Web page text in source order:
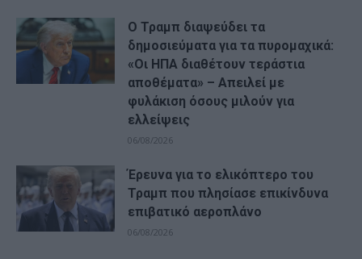
Ο Τραμπ διαψεύδει τα
δημοσιεύματα για τα πυρομαχικά:
«Οι ΗΠΑ διαθέτουν τεράστια
αποθέματα» – Απειλεί με
φυλάκιση όσους μιλούν για
ελλείψεις
06/08/2026
Έρευνα για το ελικόπτερο του
Τραμπ που πλησίασε επικίνδυνα
επιβατικό αεροπλάνο
06/08/2026